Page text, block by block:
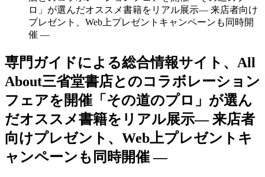
ロ」が選んだオススメ書籍をリアル展示― 来店者向け
プレゼント、Web上プレゼントキャンペーンも同時開
催 ―
専門ガイドによる総合情報サイト、All
About三省堂書店とのコラボレーション
フェアを開催「その道のプロ」が選ん
だオススメ書籍をリアル展示― 来店者
向けプレゼント、Web上プレゼントキ
ャンペーンも同時開催 ―